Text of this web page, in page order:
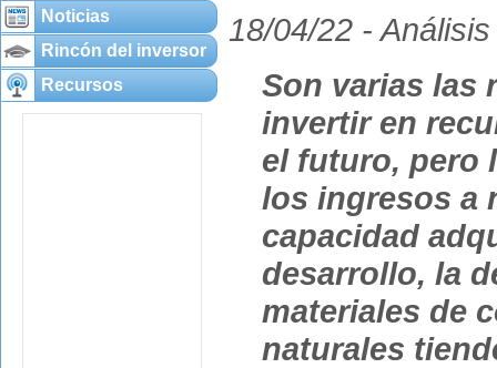
Noticias
Rincón del inversor
Recursos
18/04/22 -Análisis
Son varias las
invertir en
el futuro, pero
los ingresos a
capacidad
desarrollo, la
materiales de
naturales